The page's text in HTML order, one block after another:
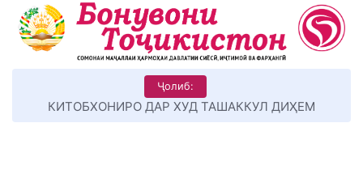
Ҷолиб:
КИТОБХОНИРО ДАР ХУД ТАШАККУЛ ДИҲЕМ